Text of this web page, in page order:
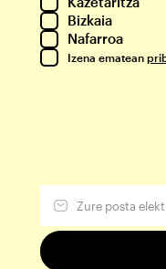
Bizkaia
Nafarroa
Izena ematean